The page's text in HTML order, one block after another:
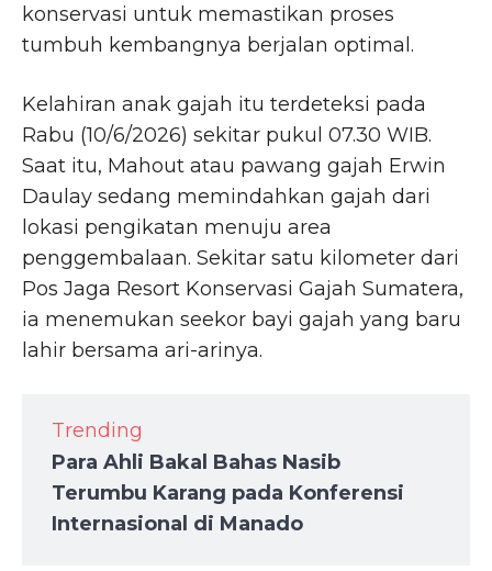
konservasi untuk memastikan proses
tumbuh kembangnya berjalan optimal.
Kelahiran anak gajah itu terdeteksi pada
Rabu (10/6/2026) sekitar pukul 07.30 WIB.
Saat itu, Mahout atau pawang gajah Erwin
Daulay sedang memindahkan gajah dari
lokasi pengikatan menuju area
penggembalaan. Sekitar satu kilometer dari
Pos Jaga Resort Konservasi Gajah Sumatera,
ia menemukan seekor bayi gajah yang baru
lahir bersama ari-arinya.
Trending
Para Ahli Bakal Bahas Nasib
Terumbu Karang pada Konferensi
Internasional di Manado